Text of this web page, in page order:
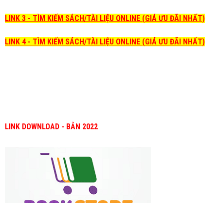
LINK 3 - TÌM KIẾM SÁCH/TÀI LIỆU ONLINE (GIÁ ƯU ĐÃI NHẤT)
LINK 4 - TÌM KIẾM SÁCH/TÀI LIỆU ONLINE (GIÁ ƯU ĐÃI NHẤT)
LINK DOWNLOAD - BẢN 2022